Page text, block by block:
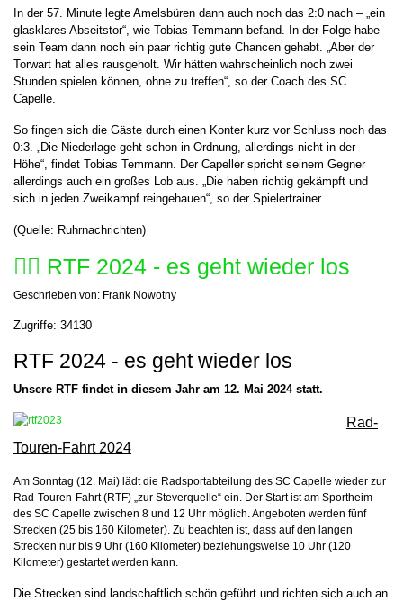
In der 57. Minute legte Amelsbüren dann auch noch das 2:0 nach – „ein
glasklares Abseitstor“, wie Tobias Temmann befand. In der Folge habe
sein Team dann noch ein paar richtig gute Chancen gehabt. „Aber der
Torwart hat alles rausgeholt. Wir hätten wahrscheinlich noch zwei
Stunden spielen können, ohne zu treffen“, so der Coach des SC
Capelle.
So fingen sich die Gäste durch einen Konter kurz vor Schluss noch das
0:3. „Die Niederlage geht schon in Ordnung, allerdings nicht in der
Höhe“, findet Tobias Temmann. Der Capeller spricht seinem Gegner
allerdings auch ein großes Lob aus. „Die haben richtig gekämpft und
sich in jeden Zweikampf reingehauen“, so der Spielertrainer.
(Quelle: Ruhrnachrichten)
🚴‍♂️ RTF 2024 - es geht wieder los
Geschrieben von: Frank Nowotny
Zugriffe: 34130
RTF 2024 - es geht wieder los
Unsere RTF findet in diesem Jahr am 12. Mai 2024 statt.
Rad-
Touren-Fahrt 2024
Am Sonntag (12. Mai) lädt die Radsportabteilung des SC Capelle wieder zur
Rad-Touren-Fahrt (RTF) „zur Steverquelle“ ein. Der Start ist am Sportheim
des SC Capelle zwischen 8 und 12 Uhr möglich. Angeboten werden fünf
Strecken (25 bis 160 Kilometer). Zu beachten ist, dass auf den langen
Strecken nur bis 9 Uhr (160 Kilometer) beziehungsweise 10 Uhr (120
Kilometer) gestartet werden kann.
Die Strecken sind landschaftlich schön geführt und richten sich auch an